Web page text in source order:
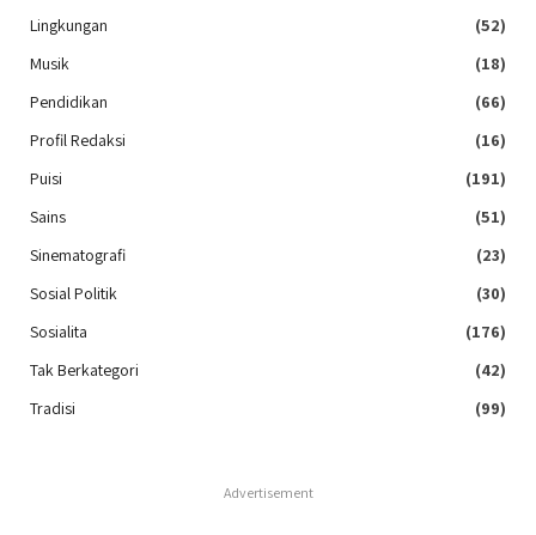
Lingkungan
(52)
Musik
(18)
Pendidikan
(66)
Profil Redaksi
(16)
Puisi
(191)
Sains
(51)
Sinematografi
(23)
Sosial Politik
(30)
Sosialita
(176)
Tak Berkategori
(42)
Tradisi
(99)
Advertisement